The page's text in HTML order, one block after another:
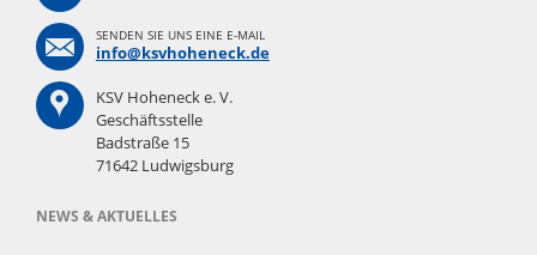
SENDEN SIE UNS EINE E-MAIL
info@ksvhoheneck.de
KSV Hoheneck e. V.
Geschäftsstelle
Badstraße 15
71642 Ludwigsburg
NEWS & AKTUELLES